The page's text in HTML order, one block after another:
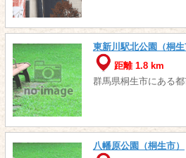
東新川駅北公園（桐生
距離 1.8 km
群馬県桐生市にある都
八幡原公園（桐生市）